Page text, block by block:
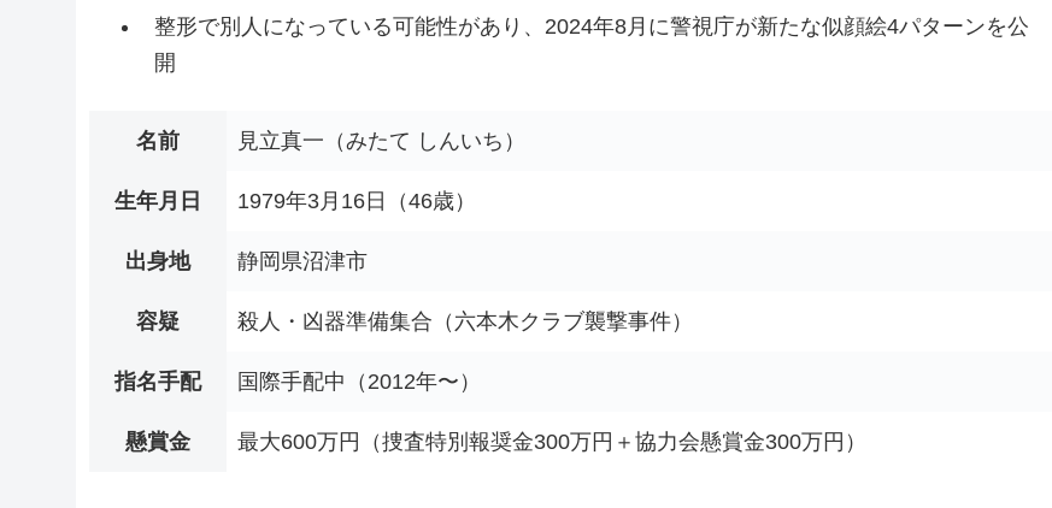
整形で別人になっている可能性があり、2024年8月に警視庁が新たな似顔絵4パターンを公
開
名前 見立真一（みたて しんいち）
生年月日 1979年3月16日（46歳）
出身地 静岡県沼津市
容疑 殺人・凶器準備集合（六本木クラブ襲撃事件）
指名手配 国際手配中（2012年〜）
懸賞金 最大600万円（捜査特別報奨金300万円＋協力会懸賞金300万円）